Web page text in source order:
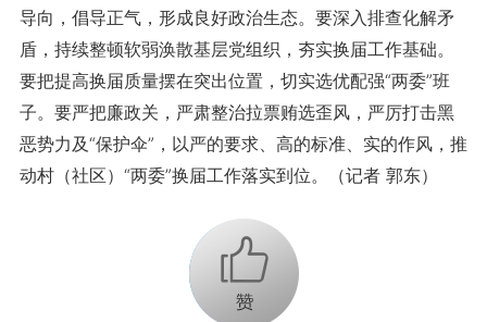
导向，倡导正气，形成良好政治生态。要深入排查化解矛
盾，持续整顿软弱涣散基层党组织，夯实换届工作基础。
要把提高换届质量摆在突出位置，切实选优配强“两委”班
子。要严把廉政关，严肃整治拉票贿选歪风，严厉打击黑
恶势力及“保护伞”，以严的要求、高的标准、实的作风，推
动村（社区）“两委”换届工作落实到位。（记者 郭东）
+1